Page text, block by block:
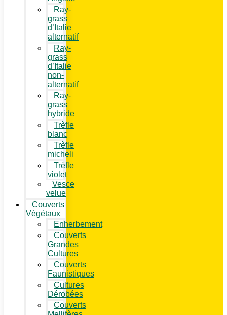
Ray-
grass
d’Italie
alternatif
Ray-
grass
d’Italie
non-
alternatif
Ray-
grass
hybride
Trèfle
blanc
Trèfle
micheli
Trèfle
violet
Vesce
velue
Couverts
Végétaux
Enherbement
Couverts
Grandes
Cultures
Couverts
Faunistiques
Cultures
Dérobées
Couverts